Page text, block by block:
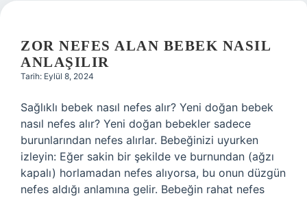
ZOR NEFES ALAN BEBEK NASIL
ANLAŞILIR
Tarih: Eylül 8, 2024
Sağlıklı bebek nasıl nefes alır? Yeni doğan bebek
nasıl nefes alır? Yeni doğan bebekler sadece
burunlarından nefes alırlar. Bebeğinizi uyurken
izleyin: Eğer sakin bir şekilde ve burnundan (ağzı
kapalı) horlamadan nefes alıyorsa, bu onun düzgün
nefes aldığı anlamına gelir. Bebeğin rahat nefes